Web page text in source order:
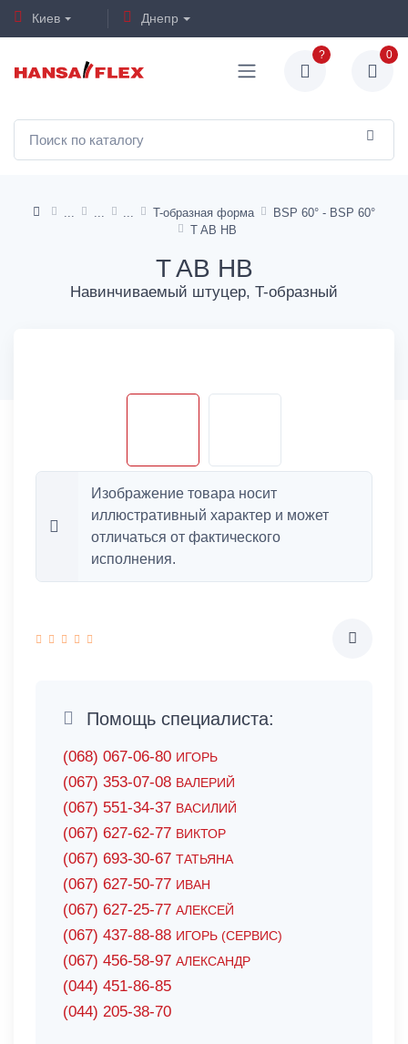
Киев Днепр
? 0
T-образная форма
BSP 60° - BSP 60°
T AB HB
T AB HB
Навинчиваемый штуцер, T-образный
Изображение товара носит
иллюстративный характер и может
отличаться от фактического
исполнения.
Помощь специалиста:
(068) 067-06-80 ИГОРЬ
(067) 353-07-08 ВАЛЕРИЙ
(067) 551-34-37 ВАСИЛИЙ
(067) 627-62-77 ВИКТОР
(067) 693-30-67 ТАТЬЯНА
(067) 627-50-77 ИВАН
(067) 627-25-77 АЛЕКСЕЙ
(067) 437-88-88 ИГОРЬ (СЕРВИС)
(067) 456-58-97 АЛЕКСАНДР
(044) 451-86-85
(044) 205-38-70